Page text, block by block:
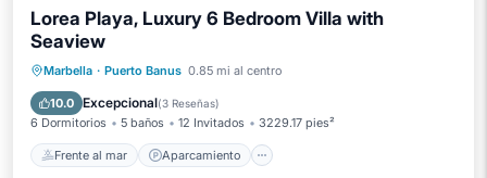
Lorea Playa, Luxury 6 Bedroom Villa with
Seaview
Marbella · Puerto Banus 0.85 mi al centro
10.0 Excepcional(3 Reseñas)
6 Dormitorios 5 baños 12 Invitados 3229.17 pies²
Frente al mar Aparcamiento
Frente al mar Aparcamiento
Vista al mar